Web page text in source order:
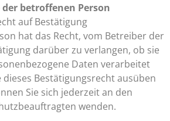
der betroffenen Person
auf Bestätigung
hat das Recht, vom Betreiber der
darüber zu verlangen, ob sie
Daten verarbeitet
dieses Bestätigungsrecht ausüben
Sie sich jederzeit an den
wenden.